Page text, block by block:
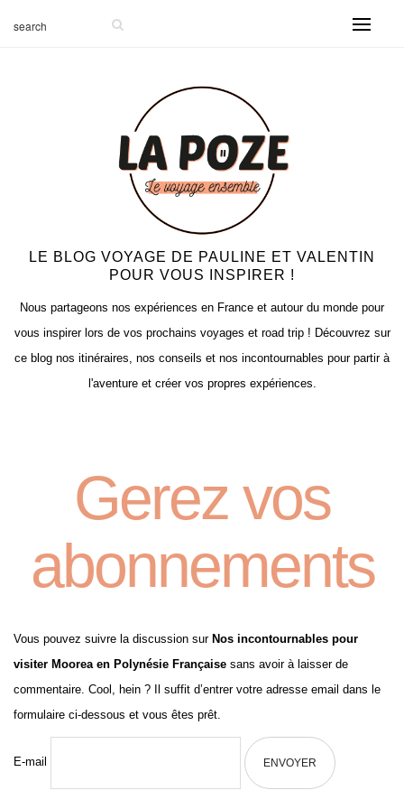
LE BLOG VOYAGE DE PAULINE ET VALENTIN
POUR VOUS INSPIRER !
Nous partageons nos expériences en France et autour du monde pour
vous inspirer lors de vos prochains voyages et road trip ! Découvrez sur
ce blog nos itinéraires, nos conseils et nos incontournables pour partir à
l'aventure et créer vos propres expériences.
Gerez vos
abonnements
Vous pouvez suivre la discussion sur Nos incontournables pour
visiter Moorea en Polynésie Française sans avoir à laisser de
commentaire. Cool, hein ? Il suffit d’entrer votre adresse email dans le
formulaire ci-dessous et vous êtes prêt.
E-mail